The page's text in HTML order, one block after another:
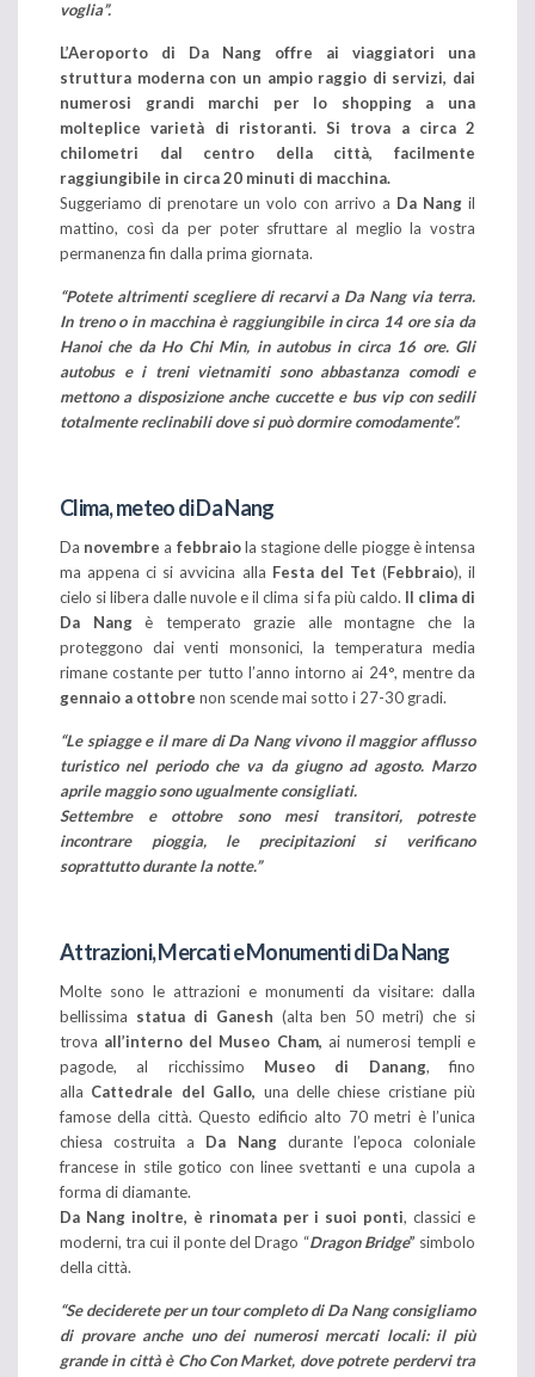
voglia”.
L’Aeroporto di Da Nang offre ai viaggiatori una
struttura moderna con un ampio raggio di servizi, dai
numerosi grandi marchi per lo shopping a una
molteplice varietà di ristoranti. Si trova a circa 2
chilometri dal centro della città, facilmente
raggiungibile in circa 20 minuti di macchina.
Suggeriamo di prenotare un volo con arrivo a Da Nang il
mattino, così da per poter sfruttare al meglio la vostra
permanenza fin dalla prima giornata.
“Potete altrimenti scegliere di recarvi a Da Nang via terra.
In treno o in macchinaè raggiungibile in circa 14 ore sia da
Hanoi che da Ho Chi Min, in autobus in circa 16 ore. Gli
autobus e i treni vietnamiti sono abbastanza comodi e
mettono a disposizione anche cuccette e bus vip con sedili
totalmente reclinabili dove si può dormire comodamente”.
Clima, meteo di Da Nang
Da novembre a febbraiola stagione delle piogge è intensa
ma appena ci si avvicina alla Festa del Tet (Febbraio), il
cielo si libera dalle nuvole e il clima si fa più caldo. Il clima di
Da Nang è temperato grazie alle montagne che la
proteggono dai venti monsonici, la temperatura media
rimane costante per tutto l’anno intorno ai 24°, mentre da
gennaio a ottobre non scende mai sotto i 27-30 gradi.
“Le spiagge e il mare di Da Nang vivono il maggior afflusso
turistico nel periodo che va da giugno ad agosto. Marzo
aprile maggio sono ugualmente consigliati.
Settembre e ottobre sono mesi transitori, potreste
incontrare pioggia, le precipitazioni si verificano
soprattutto durante la notte.”
Attrazioni, Mercati e Monumenti di Da Nang
Molte sono le attrazioni e monumenti da visitare: dalla
bellissima statua di Ganesh (alta ben 50 metri) che si
trova all’interno del Museo Cham, ai numerosi templi e
pagode, al ricchissimo Museo di Danang, fino
alla Cattedrale del Gallo, una delle chiese cristiane più
famose della città. Questo edificio alto 70 metri è l’unica
chiesa costruita a Da Nangdurante l’epoca coloniale
francese in stile gotico con linee svettanti e una cupola a
forma di diamante.
Da Nang inoltre, è rinomata per i suoi ponti, classici e
moderni, tra cui il ponte del Drago “Dragon Bridge” simbolo
della città.
“Se deciderete per un tour completo di Da Nang consigliamo
di provare anche uno dei numerosi mercati locali: il più
grande in città è Cho Con Market, dove potrete perdervi tra